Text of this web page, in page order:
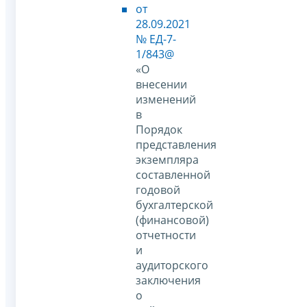
от
28.09.2021
№ ЕД-7-
1/843@
«О
внесении
изменений
в
Порядок
представления
экземпляра
составленной
годовой
бухгалтерской
(финансовой)
отчетности
и
аудиторского
заключения
о